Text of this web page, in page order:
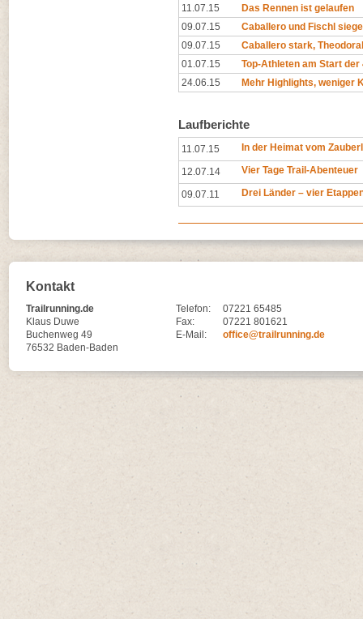
11.07.15
Das Rennen ist gelaufen
09.07.15
Caballero und Fischl
09.07.15
Caballero stark,
01.07.15
Top-Athleten am Start der
24.06.15
Mehr Highlights, weniger
Laufberichte
11.07.15 In der Heimat vom
12.07.14 Vier Tage Trail-Abenteuer
09.07.11 Drei Länder – vier
Kontakt
Trailrunning.de
Klaus Duwe
Buchenweg 49
76532 Baden-Baden
Telefon:
07221 65485
Fax:
07221 801621
E-Mail:
office@trailrunning.de